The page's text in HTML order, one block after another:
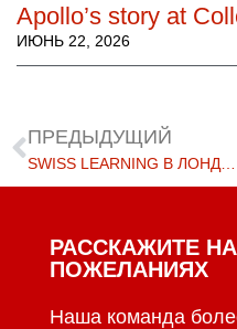
Apollo’s story at
ИЮНЬ 22, 2026
ПРЕДЫДУЩИЙ
РАССКАЖИТЕ
ПОЖЕЛАНИЯХ
Наша команда